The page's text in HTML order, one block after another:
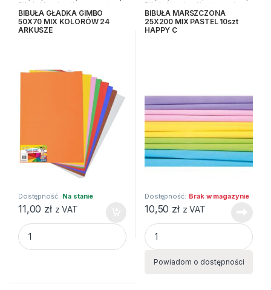
Bibuły i krepiny Kreatywne i
plastyczne
BIBUŁA GŁADKA GIMBO
50X70 MIX KOLORÓW 24
ARKUSZE
Dostępność: Na stanie
11,00 zł z VAT
BIBUŁA GŁADKA GIMBO 50X70 MIX KOLORÓW 24
Bibuły i krepiny Kreatywne i
plastyczne
BIBUŁA MARSZCZONA
25X200 MIX PASTEL 10szt
HAPPY C
Dostępność: Brak w magazynie
10,50 zł z VAT
BIBUŁA MARSZCZONA
Powiadom o dostępności